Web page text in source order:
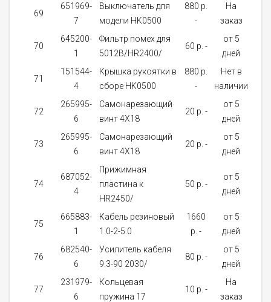
69
651969-
7
Выключатель для
модели HK0500
880 p.
-
На
заказ
70
645200-
1
Фильтр помех для
5012B/HR2400/
60 p. -
от 5
дней
71
151544-
4
Крышка рукоятки в
сборе HK0500
880 p.
-
Нет в
наличии
72
265995-
6
Самонарезающий
винт 4X18
20 p. -
от 5
дней
73
265995-
6
Самонарезающий
винт 4X18
20 p. -
от 5
дней
74
687052-
4
Прижимная
пластина к
HR2450/
50 p. -
от 5
дней
75
665883-
1
Кабель резиновый
1.0-2-5.0
1660
p. -
от 5
дней
76
682540-
6
Усилитель кабеля
9.3-90 2030/
80 p. -
от 5
дней
77
231979-
6
Кольцевая
пружина 17
10 p. -
На
заказ